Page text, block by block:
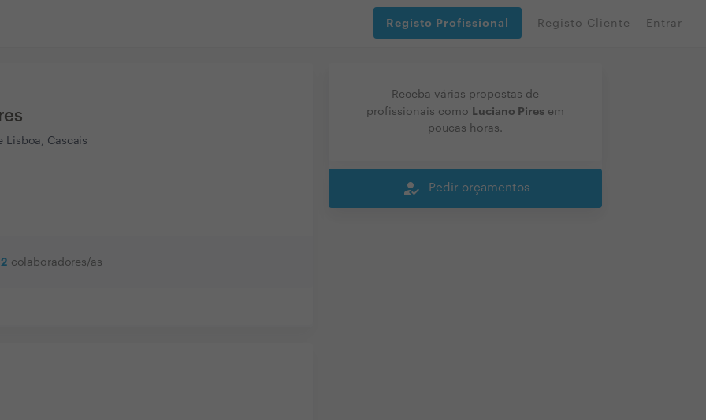
Registo Profissional Registo Cliente Entrar
Lisboa, Cascais
2 colaboradores/as
Receba várias propostas de
profissionais como
Luciano Pires em
poucas horas.
how_to_reg Pedir orçamentos